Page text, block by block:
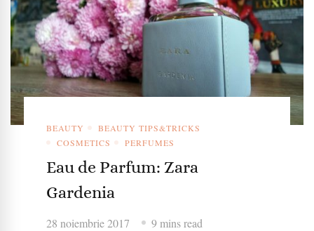
BEAUTY
BEAUTY TIPS&TRICKS
COSMETICS
PERFUMES
Eau de Parfum: Zara
Gardenia
28 noiembrie 2017 9 mins read